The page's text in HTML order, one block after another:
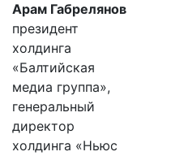
Арам Габрелянов
президент
холдинга
«Балтийская
медиа группа»,
генеральный
директор
холдинга «Ньюс